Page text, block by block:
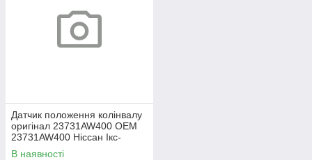
Датчик положення колінвалу
оригінал 23731AW400 OEM
23731AW400 Ніссан Ікс-
Трейл 2001-2013
В наявності